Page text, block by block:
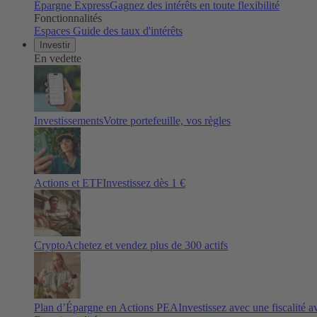
Épargne ExpressGagnez des intérêts en toute flexibilité
Fonctionnalités
Espaces Guide des taux d'intérêts
Investir
En vedette
InvestissementsVotre portefeuille, vos règles
Actions et ETFInvestissez dès 1 €
CryptoAchetez et vendez plus de 300 actifs
Plan d’Épargne en Actions PEAInvestissez avec une fiscalité